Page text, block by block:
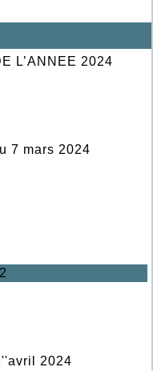
L’ANNEE 2024
7 mars 2024
2024